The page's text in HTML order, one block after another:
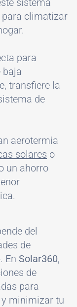
sistema
para climatizar
para
baja
transfiere la
de
aerotermia
solares o
un ahorro
del
de
En Solar360,
de
para
minimizar tu